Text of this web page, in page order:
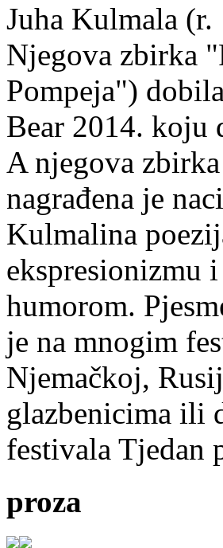
Juha Kulmala
Njegova zbirka
Pompeja")
Bear 2014. koju
A njegova
nagrađena je
Kulmalina
ekspresionizmu
humorom.
je na mnogim
Njemačkoj,
glazbenicima ili
festivala Tjedan
proza